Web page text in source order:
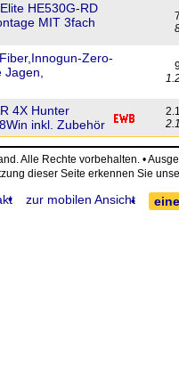
HE530G-RD
MIT 3fach
Zero-
Jagen,
4X Hunter
inkl. Zubehör
Alle Rechte vorbehalten. •
dieser Seite erkennen Sie
zur mobilen Ansicht